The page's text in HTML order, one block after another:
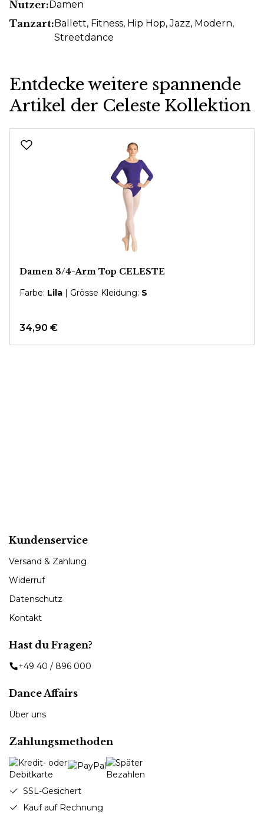
Nutzer:Damen
Tanzart:Ballett, Fitness, Hip Hop, Jazz, Modern,
Streetdance
Entdecke weitere spannende
Artikel der Celeste Kollektion
Damen 3/4-Arm Top CELESTE
Farbe: Lila | Grösse Kleidung: S
34,90 €
Kundenservice
Versand & Zahlung
Widerruf
Datenschutz
Kontakt
Hast du Fragen?
+49 40 / 896 000
Dance Affairs
Über uns
Zahlungsmethoden
SSL-Gesichert
Kauf auf Rechnung